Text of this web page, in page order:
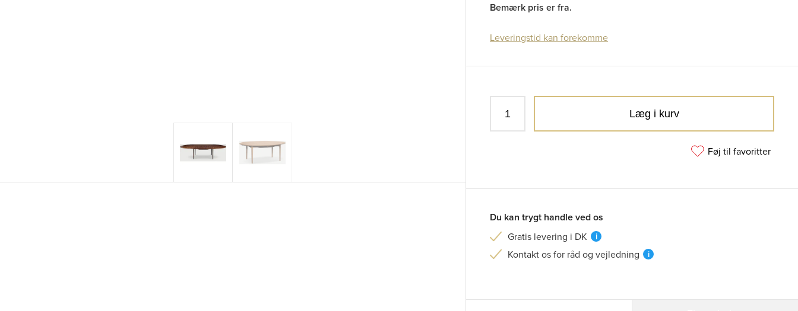
Bemærk pris er fra.
Leveringstid kan forekomme
Læg i kurv
Føj til favoritter
Du kan trygt handle ved os
Gratis levering i DK i
Kontakt os for råd og vejledning i